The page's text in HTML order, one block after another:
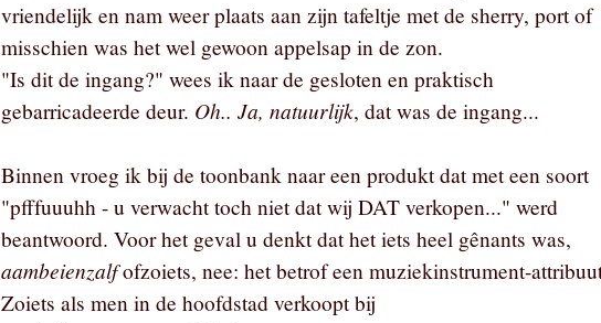
vriendelijk en nam weer plaats aan zijn tafeltje met de sherry, port of
misschien was het wel gewoon appelsap in de zon.
"Is dit de ingang?" wees ik naar de gesloten en praktisch
gebarricadeerde deur. Oh.. Ja, natuurlijk, dat was de ingang...
Binnen vroeg ik bij de toonbank naar een produkt dat met een soort
"pfffuuuhh - u verwacht toch niet dat wij DAT verkopen..." werd
beantwoord. Voor het geval u denkt dat het iets heel gênants was,
aambeienzalfofzoiets, nee: het betrof een muziekinstrument-
Zoiets als men in de hoofdstad verkoopt bij